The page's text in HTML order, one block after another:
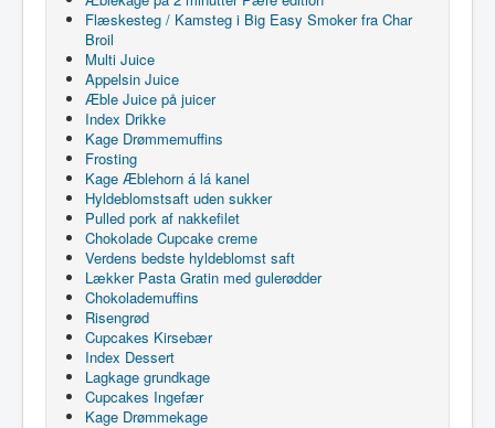
Flæskesteg / Kamsteg i Big Easy Smoker fra Char
Broil
Multi Juice
Appelsin Juice
Æble Juice på juicer
Index Drikke
Kage Drømmemuffins
Frosting
Kage Æblehorn á lá kanel
Hyldeblomstsaft uden sukker
Pulled pork af nakkefilet
Chokolade Cupcake creme
Verdens bedste hyldeblomst saft
Lækker Pasta Gratin med gulerødder
Chokolademuffins
Risengrød
Cupcakes Kirsebær
Index Dessert
Lagkage grundkage
Cupcakes Ingefær
Kage Drømmekage